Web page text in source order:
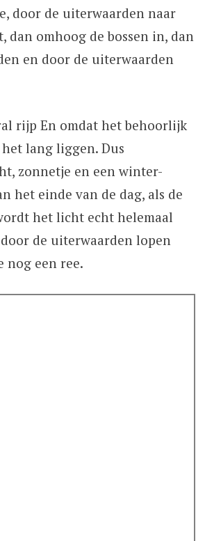
door de uiterwaarden naar
omhoog de bossen in, dan
en door de uiterwaarden
rijp En omdat het behoorlijk
lang liggen. Dus
zonnetje en een winter-
het einde van de dag, als de
het licht echt helemaal
de uiterwaarden lopen
nog een ree.